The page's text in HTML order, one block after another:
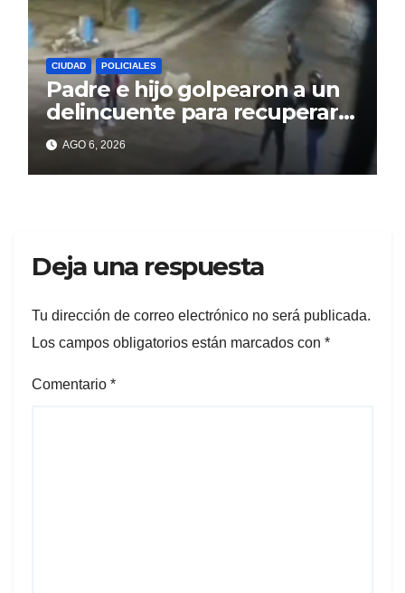
CIUDAD POLICIALES
Padre e hijo golpearon a un
delincuente para recuperar
un celular robado en Berisso
AGO 6, 2026
Deja una respuesta
Tu dirección de correo electrónico no será publicada.
Los campos obligatorios están marcados con *
Comentario *